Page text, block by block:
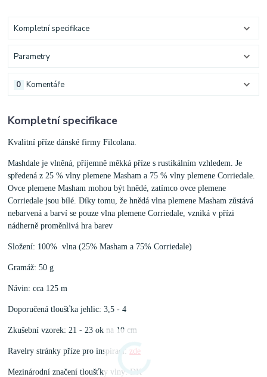
Kompletní specifikace
Parametry
Komentáře
0
Kompletní specifikace
Kvalitní příze dánské firmy Filcolana.
Mashdale je vlněná, příjemně měkká příze s rustikálním vzhledem. Je
spředená z 25 % vlny plemene Masham a 75 % vlny plemene Corriedale.
Ovce plemene Masham mohou být hnědé, zatímco ovce plemene
Corriedale jsou bílé. Díky tomu, že hnědá vlna plemene Masham zůstává
nebarvená a barví se pouze vlna plemene Corriedale, vzniká v přízi
nádherně proměnlivá hra barev
Složení: 100% vlna (25% Masham a 75% Corriedale)
Gramáž: 50 g
Návin: cca 125 m
Doporučená tloušťka jehlic: 3,5 - 4
Zkušební vzorek: 21 - 23 ok na 10 cm
Ravelry stránky příze pro inspiraci: zde
Mezinárodní značení tloušťky vlny: DK